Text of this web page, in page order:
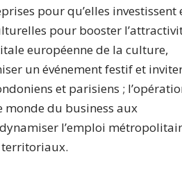
pour qu’elles investissent
pour booster
européenne de la culture,
un événement festif et
et parisiens ;
monde du business aux
l’emploi
territoriaux.